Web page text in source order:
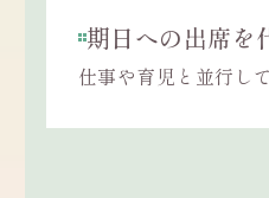
期日への出席を
仕事や育児と並行し